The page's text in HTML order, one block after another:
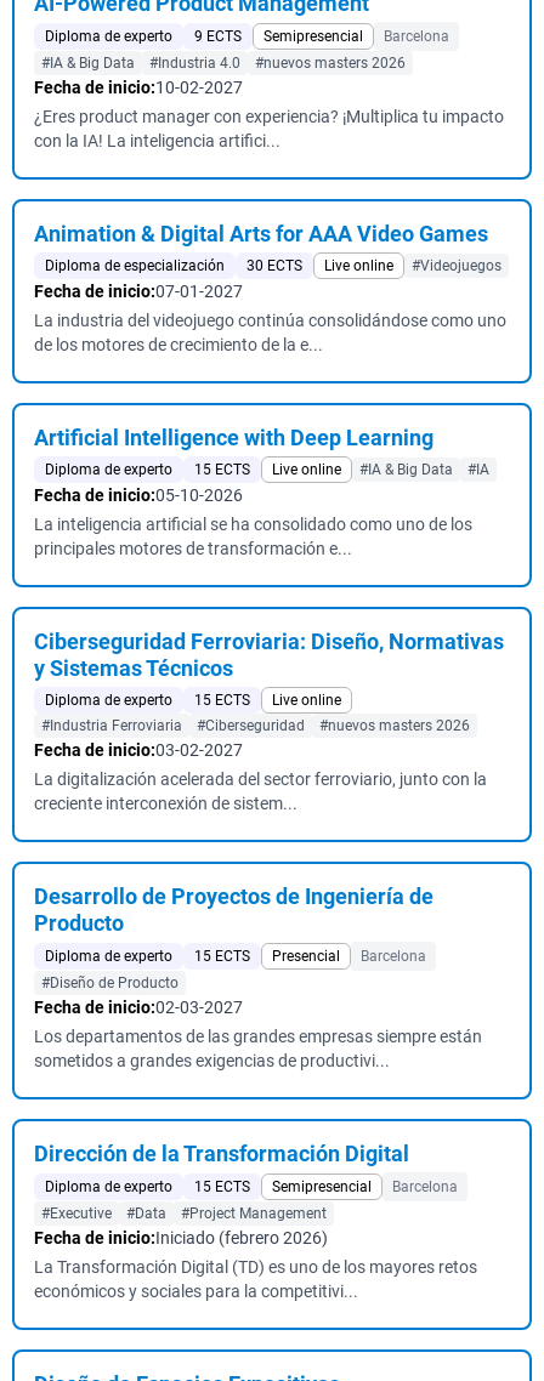
Diploma de experto 9 ECTS Semipresencial
Barcelona
#IA & Big Data
#Industria 4.0 #nuevos masters 2026
Fecha de inicio:10-02-2027
¿Eres product manager con experiencia? ¡Multiplica tu impacto
con la IA! La inteligencia artifici...
Animation & Digital Arts for AAA Video Games
Diploma de especialización 30 ECTS Live online #Videojuegos
Fecha de inicio:07-01-2027
La industria del videojuego continúa consolidándose como uno
de los motores de crecimiento de la e...
Artificial Intelligence with Deep Learning
Diploma de experto 15 ECTS Live online #IA & Big Data #IA
Fecha de inicio:05-10-2026
La inteligencia artificial se ha consolidado como uno de los
principales motores de transformación e...
Ciberseguridad Ferroviaria: Diseño, Normativas
y Sistemas Técnicos
Diploma de experto 15 ECTS
Live online
#Industria Ferroviaria
#Ciberseguridad #nuevos masters 2026
Fecha de inicio:03-02-2027
La digitalización acelerada del sector ferroviario, junto con la
creciente interconexión de sistem...
Desarrollo de Proyectos de Ingeniería de
Producto
Diploma de experto 15 ECTS Presencial
Barcelona
#Diseño de Producto
Fecha de inicio:02-03-2027
Los departamentos de las grandes empresas siempre están
sometidos a grandes exigencias de productivi...
Dirección de la Transformación Digital
Diploma de experto 15 ECTS Semipresencial
Barcelona
#Executive
#Data #Project Management
Fecha de inicio:Iniciado (febrero 2026)
La Transformación Digital (TD) es uno de los mayores retos
económicos y sociales para la competitivi...